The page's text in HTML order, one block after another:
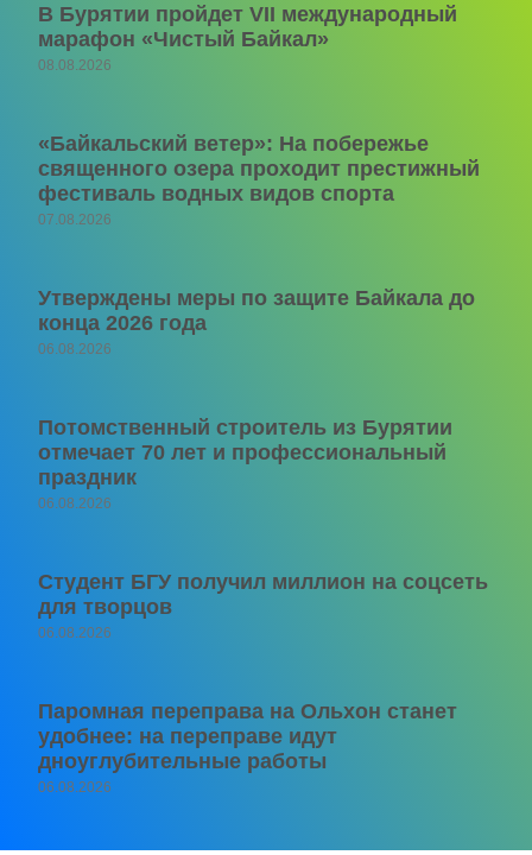
В Бурятии пройдет VII международный
марафон «Чистый Байкал»
08.08.2026
«Байкальский ветер»: На побережье
священного озера проходит престижный
фестиваль водных видов спорта
07.08.2026
Утверждены меры по защите Байкала до
конца 2026 года
06.08.2026
Потомственный строитель из Бурятии
отмечает 70 лет и профессиональный
праздник
06.08.2026
Студент БГУ получил миллион на соцсеть
для творцов
06.08.2026
Паромная переправа на Ольхон станет
удобнее: на переправе идут
дноуглубительные работы
06.08.2026